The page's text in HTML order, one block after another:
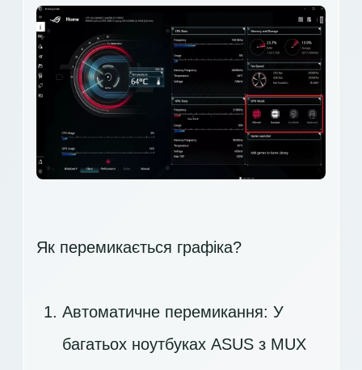
Як перемикається графіка?
Автоматичне перемикання: У
багатьох ноутбуках ASUS з MUX